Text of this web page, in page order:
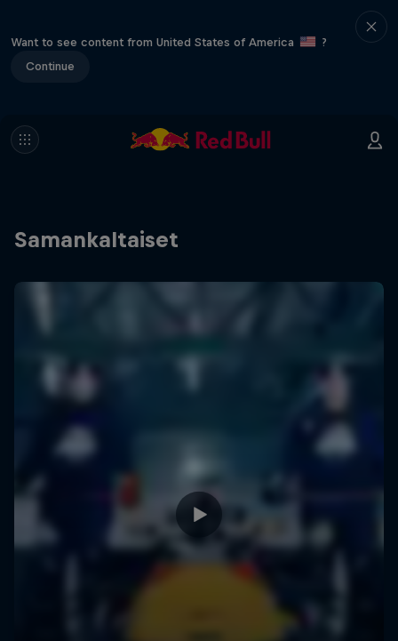
Want to see content from United States of America
?
Continue
Samankaltaiset